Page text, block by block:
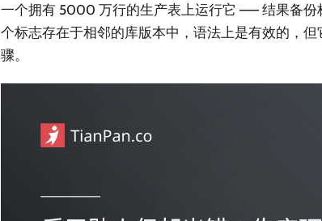
一个拥有 5000 万行的生产表上运行它 —— 结果备份
个标志存在于相邻的库版本中，语法上是有效的，
骤。